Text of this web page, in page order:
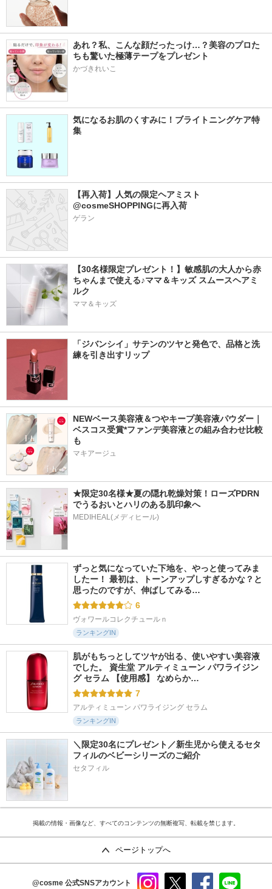
あれ？私、こんな顔だったっけ…？美容のプロた
ちも驚いた極薄テープをプレゼント
かづきれいこ
気になるお肌のくすみに！ブライトニングケア特
集
【再入荷】人気の限定ヘアミスト
@cosmeSHOPPINGに再入荷
ゲラン
【30名様限定プレゼント！】敏感肌の大人から赤
ちゃんまで使える♪ママ＆キッズ スムースヘアミ
ルク
ママ＆キッズ
「ジバンシイ」サテンのツヤと発色で、品格と洗
練を引き出すリップ
NEWベース美容液＆つやキープ美容液パウダー｜
ベスコス受賞*ファンデ美容液との組み合わせ比較
も
マキアージュ
★限定30名様★夏の隠れ乾燥対策！ローズPDRN
でうるおいとハリのある肌印象へ
MEDIHEAL(メディヒール)
ずっと気になっていた下地を、やっと使ってみま
したー！ 最初は、トーンアップしすぎるかな？と
思ったのですが、伸ばしてみる…
6
ヴォワールコレクチュールｎ
ランキングIN
肌がもちっとしてツヤが出る、使いやすい美容液
でした。 資生堂 アルティミューン パワライジン
グ セラム 【使用感】 なめらか…
7
アルティミューン パワライジング セラム
ランキングIN
＼限定30名にプレゼント／新生児から使えるセタ
フィルのベビーシリーズのご紹介
セタフィル
掲載の情報・画像など、すべてのコンテンツの無断複写、転載を禁じます。
ページトップへ
@cosme 公式SNSアカウント